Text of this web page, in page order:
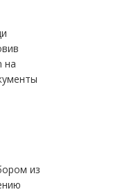
на
из